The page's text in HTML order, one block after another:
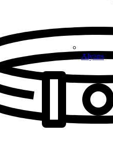
Alyans